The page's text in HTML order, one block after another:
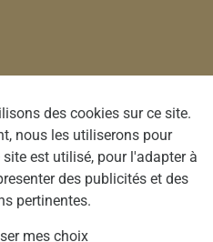
des cookies sur ce site.
nous les utiliserons pour
est utilisé, pour l'adapter à
des publicités et des
pertinentes.
mes choix